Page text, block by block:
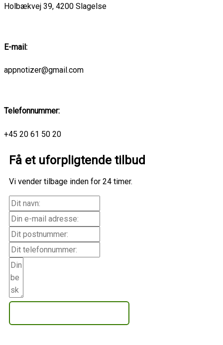
Holbækvej 39, 4200 Slagelse
E-mail:
appnotizer@gmail.com
Telefonnummer:
+45 20 61 50 20
Få et uforpligtende tilbud
Vi vender tilbage inden for 24 timer.